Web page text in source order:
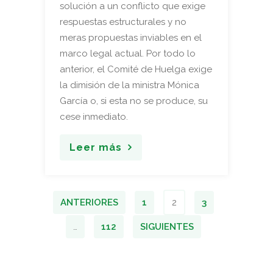
solución a un conflicto que exige
respuestas estructurales y no
meras propuestas inviables en el
marco legal actual. Por todo lo
anterior, el Comité de Huelga exige
la dimisión de la ministra Mónica
García o, si esta no se produce, su
cese inmediato.
Leer más
ANTERIORES 1 2 3
… 112 SIGUIENTES